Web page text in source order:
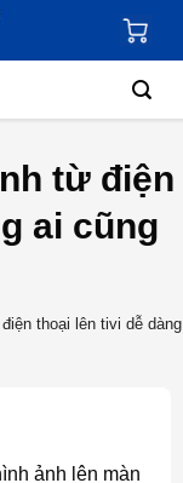
từ điện
ai cũng
thoại lên tivi dễ dàng
ảnh lên màn